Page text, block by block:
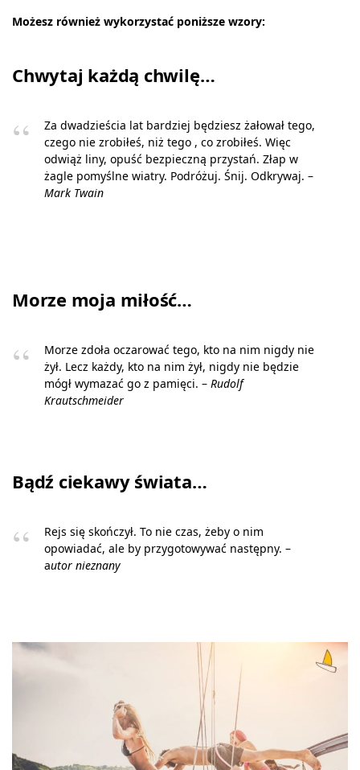
Możesz również wykorzystać poniższe wzory:
Chwytaj każdą chwilę…
Za dwadzieścia lat bardziej będziesz żałował tego,
czego nie zrobiłeś, niż tego , co zrobiłeś. Więc
odwiąż liny, opuść bezpieczną przystań. Złap w
żagle pomyślne wiatry. Podróżuj. Śnij. Odkrywaj. –
Mark Twain
Morze moja miłość…
Morze zdoła oczarować tego, kto na nim nigdy nie
żył. Lecz każdy, kto na nim żył, nigdy nie będzie
mógł wymazać go z pamięci. – Rudolf
Krautschmeider
Bądź ciekawy świata…
Rejs się skończył. To nie czas, żeby o nim
opowiadać, ale by przygotowywać następny. –
autor nieznany